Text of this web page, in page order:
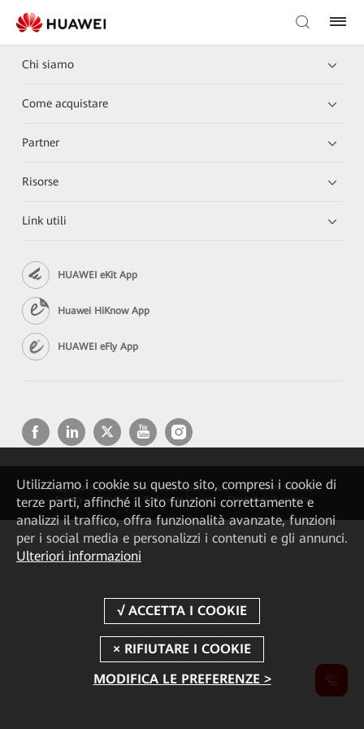
Chi siamo
Come acquistare
Partner
Risorse
Link utili
HUAWEI eKit App
Huawei HiKnow App
HUAWEI eFly App
Copyright © 2026 Huawei Technologies Co., Ltd. Tutti i diritti riservati.
Privacy
Cookies Preferenze Cookie Condizioni di utilizzo
Utilizziamo i cookie su questo sito, compresi i cookie di
terze parti, affinché il sito funzioni correttamente e
analizzi il traffico, offra funzionalità avanzate, funzioni
per i social media e personalizzi i contenuti e gli annunci.
Ulteriori informazioni
MODIFICA LE PREFERENZE >